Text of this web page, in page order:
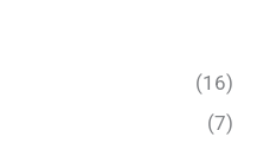
(16)
(7)